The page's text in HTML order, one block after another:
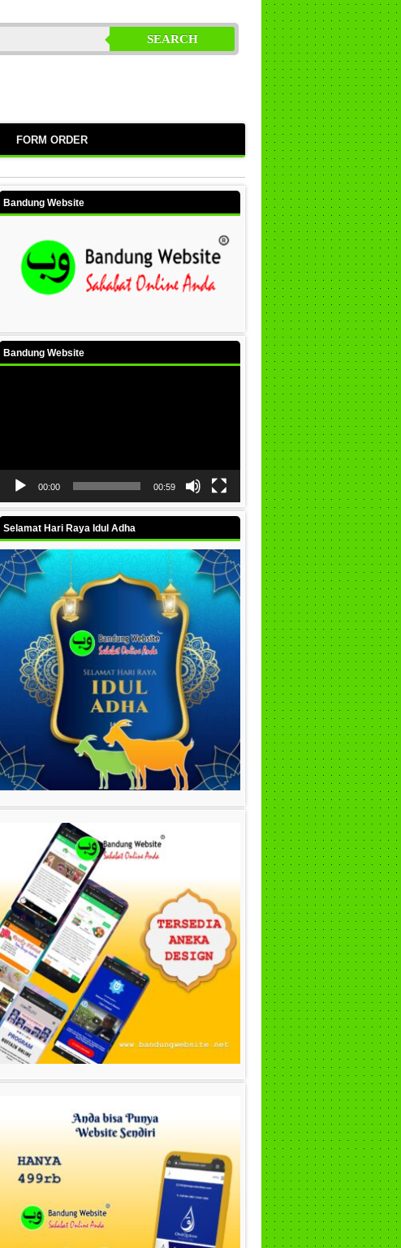
SEARCH
FORM ORDER
Bandung Website
Bandung Website
00:00 00:59
Selamat Hari Raya Idul Adha